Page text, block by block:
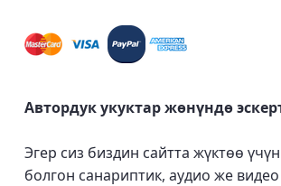
Автордук укуктар жөнүндө
Эгер сиз биздин сайтта жүктөө
болгон санариптик, аудио же